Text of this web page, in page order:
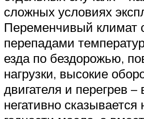
сложных условиях
Переменчивый климат
перепадами
езда по бездорожью,
нагрузки, высокие
двигателя и перегрев –
негативно сказывается